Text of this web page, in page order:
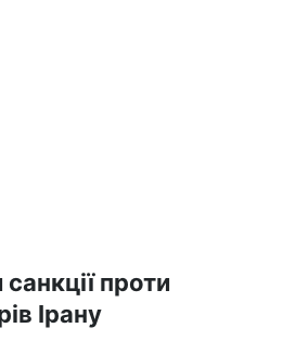
проти
Ірану